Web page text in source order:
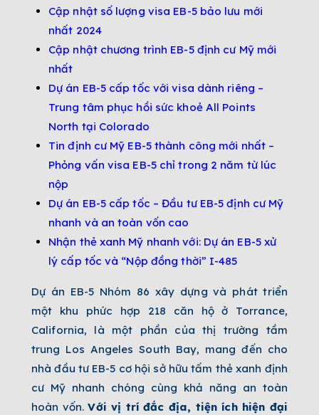
Cập nhật số lượng visa EB-5 bảo lưu mới
nhất 2024
Cập nhật chương trình EB-5 định cư Mỹ mới
nhất
Dự án EB-5 cấp tốc với visa dành riêng –
Trung tâm phục hồi sức khoẻ All Points
North tại Colorado
Tin định cư Mỹ EB-5 thành công mới nhất –
Phỏng vấn visa EB-5 chỉ trong 2 năm từ lúc
nộp
Dự án EB-5 cấp tốc – Đầu tư EB-5 định cư Mỹ
nhanh và an toàn vốn cao
Nhận thẻ xanh Mỹ nhanh với: Dự án EB-5 xử
lý cấp tốc và “Nộp đồng thời” I-485
Dự án EB-5 Nhóm 86 xây dựng và phát triển
một khu phức hợp 218 căn hộ ở Torrance,
California, là một phần của thị trường tầm
trung Los Angeles South Bay, mang đến cho
nhà đầu tư EB-5 cơ hội sở hữu tấm thẻ xanh định
cư Mỹ nhanh chóng cùng khả năng an toàn
hoàn vốn.Với vị trí đắc địa, tiện ích hiện đại